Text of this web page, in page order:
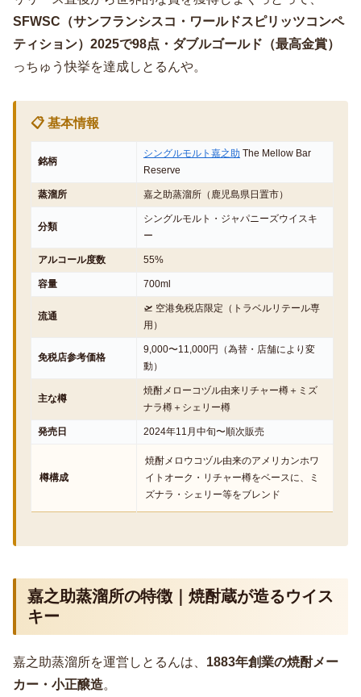
SFWSC（サンフランシスコ・ワールドスピリッツコンペ
ティション）2025で98点・ダブルゴールド（最高金賞）
っちゅう快挙を達成しとるんや。
📋 基本情報
銘柄
シングルモルト嘉之助 The Mellow Bar
Reserve
蒸溜所 嘉之助蒸溜所（鹿児島県日置市）
分類
シングルモルト・ジャパニーズウイスキ
ー
アルコール度数 55%
容量 700ml
流通
🛫 空港免税店限定（トラベルリテール専
用）
免税店参考価格
9,000〜11,000円（為替・店舗により変
動）
主な樽
焼酎メローコヅル由来リチャー樽＋ミズ
ナラ樽＋シェリー樽
発売日 2024年11月中旬〜順次販売
樽構成
焼酎メロウコヅル由来のアメリカンホワ
イトオーク・リチャー樽をベースに、ミ
ズナラ・シェリー等をブレンド
嘉之助蒸溜所の特徴｜焼酎蔵が造るウイス
キー
嘉之助蒸溜所を運営しとるんは、 1883年創業の焼酎メー
カー・小正醸造。